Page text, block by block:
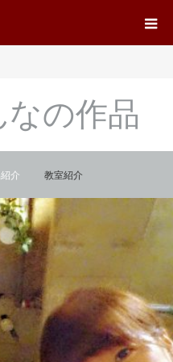
の作品
介 教室紹介